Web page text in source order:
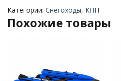
Категории: Снегоходы, КПП
Похожие товары